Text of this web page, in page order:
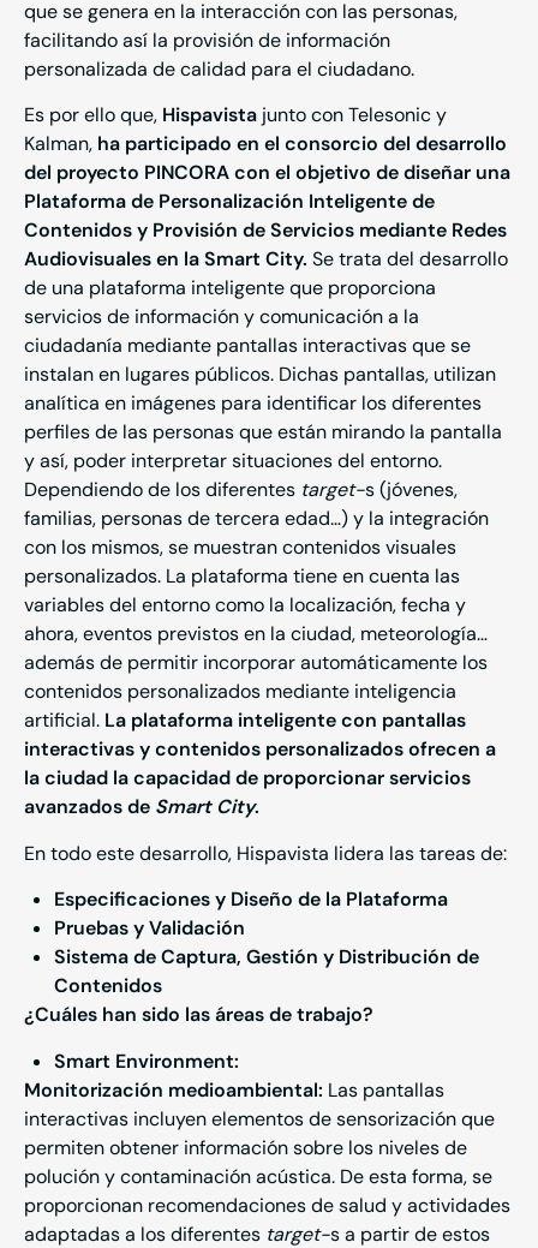
que se genera en la interacción con las personas,
facilitando así la provisión de información
personalizada de calidad para el ciudadano.
Es por ello que, Hispavista junto con Telesonic y
Kalman, ha participado en el consorcio del desarrollo
del proyecto PINCORA con el objetivo de diseñar una
Plataforma de Personalización Inteligente de
Contenidos y Provisión de Servicios mediante Redes
Audiovisuales en la Smart City. Se trata del desarrollo
de una plataforma inteligente que proporciona
servicios de información y comunicación a la
ciudadanía mediante pantallas interactivas que se
instalan en lugares públicos. Dichas pantallas, utilizan
analítica en imágenes para identificar los diferentes
perfiles de las personas que están mirando la pantalla
y así, poder interpretar situaciones del entorno.
Dependiendo de los diferentes target-s (jóvenes,
familias, personas de tercera edad…) y la integración
con los mismos, se muestran contenidos visuales
personalizados. La plataforma tiene en cuenta las
variables del entorno como la localización, fecha y
ahora, eventos previstos en la ciudad, meteorología…
además de permitir incorporar automáticamente los
contenidos personalizados mediante inteligencia
artificial. La plataforma inteligente con pantallas
interactivas y contenidos personalizados ofrecen a
la ciudad la capacidad de proporcionar servicios
avanzados de Smart City.
En todo este desarrollo, Hispavista lidera las tareas de:
Especificaciones y Diseño de la Plataforma
Pruebas y Validación
Sistema de Captura, Gestión y Distribución de
Contenidos
¿Cuáles han sido las áreas de trabajo?
Smart Environment:
Monitorización medioambiental: Las pantallas
interactivas incluyen elementos de sensorización que
permiten obtener información sobre los niveles de
polución y contaminación acústica. De esta forma, se
proporcionan recomendaciones de salud y actividades
adaptadas a los diferentes target-s a partir de estos